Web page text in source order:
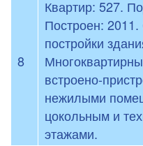
8
Квартир: 527.
Построен:
постройки
встроено-
нежилыми
цокольным и
этажами.